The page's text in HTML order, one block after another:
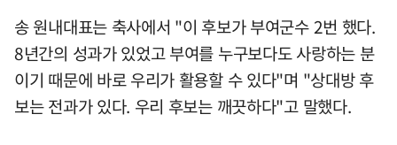
송 원내대표는 축사에서 "이 후보가 부여군수 2번 했다.
8년간의 성과가 있었고 부여를 누구보다도 사랑하는 분
이기 때문에 바로 우리가 활용할 수 있다"며 "상대방 후
보는 전과가 있다. 우리 후보는 깨끗하다"고 말했다.